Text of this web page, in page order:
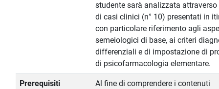
studente sarà analizzata attraverso
di casi clinici (n° 10) presentati in
con particolare riferimento agli
semeiologici di base, ai criteri
differenziali e di impostazione di
di psicofarmacologia elementare.
Prerequisiti
Al fine di comprendere i contenuti